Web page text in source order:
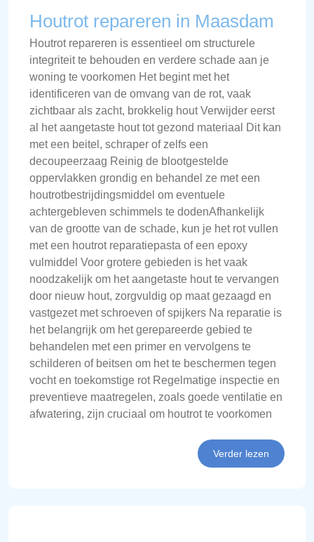
Houtrot repareren in Maasdam
Houtrot repareren is essentieel om structurele
integriteit te behouden en verdere schade aan je
woning te voorkomen Het begint met het
identificeren van de omvang van de rot, vaak
zichtbaar als zacht, brokkelig hout Verwijder eerst
al het aangetaste hout tot gezond materiaal Dit kan
met een beitel, schraper of zelfs een
decoupeerzaag Reinig de blootgestelde
oppervlakken grondig en behandel ze met een
houtrotbestrijdingsmiddel om eventuele
achtergebleven schimmels te dodenAfhankelijk
van de grootte van de schade, kun je het rot vullen
met een houtrot reparatiepasta of een epoxy
vulmiddel Voor grotere gebieden is het vaak
noodzakelijk om het aangetaste hout te vervangen
door nieuw hout, zorgvuldig op maat gezaagd en
vastgezet met schroeven of spijkers Na reparatie is
het belangrijk om het gerepareerde gebied te
behandelen met een primer en vervolgens te
schilderen of beitsen om het te beschermen tegen
vocht en toekomstige rot Regelmatige inspectie en
preventieve maatregelen, zoals goede ventilatie en
afwatering, zijn cruciaal om houtrot te voorkomen
Verder lezen